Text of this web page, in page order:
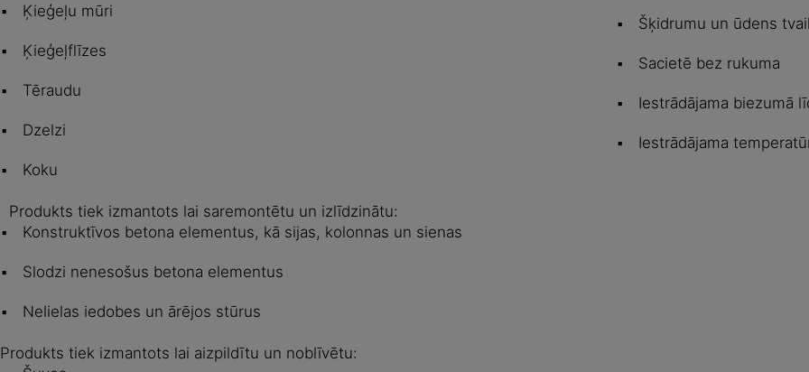
Ķieģeļu mūri
Ķieģeļflīzes
Tēraudu
Dzelzi
Koku
Produkts tiek izmantots lai saremontētu un izlīdzinātu:
Konstruktīvos betona elementus, kā sijas, kolonnas un sienas
Slodzi nenesošus betona elementus
Nelielas iedobes un ārējos stūrus
Produkts tiek izmantots lai aizpildītu un noblīvētu:
Šķidrumu un ūdens
Sacietē bez rukuma
Iestrādājama biezumā
Iestrādājama